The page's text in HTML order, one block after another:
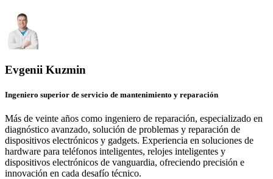
Evgenii Kuzmin
Ingeniero superior de servicio de mantenimiento y reparación
Más de veinte años como ingeniero de reparación, especializado en
diagnóstico avanzado, solución de problemas y reparación de
dispositivos electrónicos y gadgets. Experiencia en soluciones de
hardware para teléfonos inteligentes, relojes inteligentes y
dispositivos electrónicos de vanguardia, ofreciendo precisión e
innovación en cada desafío técnico.